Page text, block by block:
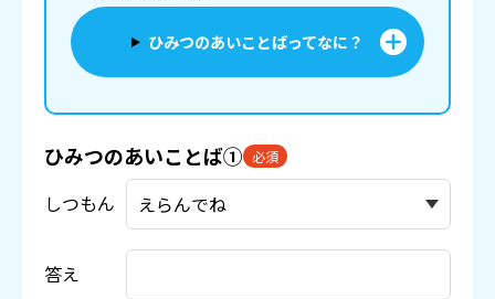
ひみつのあいことばってなに？
ひみつのあいことば① 必須
しつもん
答え